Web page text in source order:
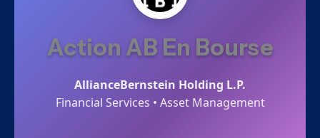
Action AB En Bourse
AllianceBernstein Holding L.P.
Financial Services • Asset Management